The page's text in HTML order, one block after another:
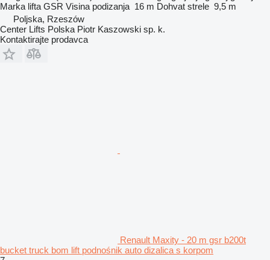
Marka lifta GSR Visina podizanja 16 m Dohvat strele 9,5 m
Poljska, Rzeszów
Center Lifts Polska Piotr Kaszowski sp. k.
Kontaktirajte prodavca
Renault Maxity - 20 m gsr b200t
bucket truck bom lift podnośnik auto dizalica s korpom